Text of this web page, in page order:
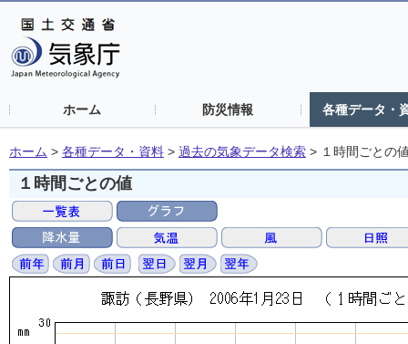
ホーム 防災情報 各種データ・
ホーム > 各種データ・資料 > 過去の気象データ検索 > １時間ごとの
１時間ごとの値